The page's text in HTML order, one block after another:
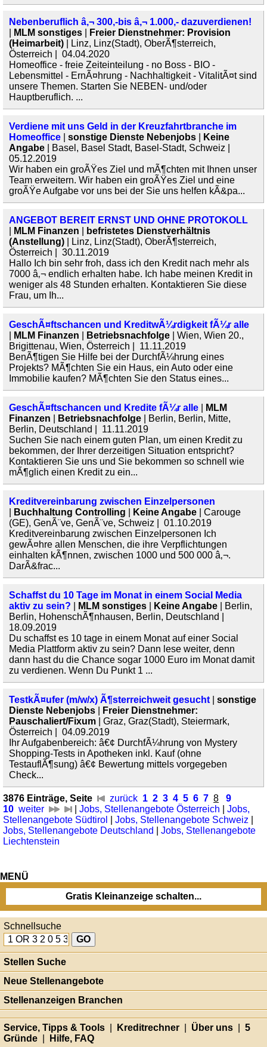
Nebenberuflich â‚¬ 300,-bis â‚¬ 1.000,- dazuverdienen!
MLM sonstiges
Freier Dienstnehmer: Provision
(Heimarbeit) | Linz, Linz(Stadt), OberÃ¶sterreich,
Österreich | 04.04.2020
Homeoffice - freie Zeiteinteilung - no Boss - BIO -
Lebensmittel - ErnÃ¤hrung - Nachhaltigkeit - VitalitÃ¤t sind
unsere Themen. Starten Sie NEBEN- und/oder
Hauptberuflich. ...
Verdiene mit uns Geld in der Kreuzfahrtbranche im
Homeoffice
sonstige Dienste Nebenjobs
Keine
Angabe | Basel, Basel Stadt, Basel-Stadt, Schweiz |
05.12.2019
Wir haben ein groÃŸes Ziel und mÃ¶chten mit Ihnen unser
Team erweitern. Wir haben ein groÃŸes Ziel und eine
groÃŸe Aufgabe vor uns bei der Sie uns helfen kÃ&pa...
ANGEBOT BEREIT ERNST UND OHNE PROTOKOLL
MLM Finanzen
befristetes Dienstverhältnis
(Anstellung) | Linz, Linz(Stadt), OberÃ¶sterreich,
Österreich | 30.11.2019
Hallo Ich bin sehr froh, dass ich den Kredit nach mehr als
7000 â‚¬ endlich erhalten habe. Ich habe meinen Kredit in
weniger als 48 Stunden erhalten. Kontaktieren Sie diese
Frau, um Ih...
GeschÃ¤ftschancen und KreditwÃ¼rdigkeit fÃ¼r alle
MLM Finanzen Betriebsnachfolge | Wien, Wien 20.,
Brigittenau, Wien, Österreich | 11.11.2019
BenÃ¶tigen Sie Hilfe bei der DurchfÃ¼hrung eines
Projekts? MÃ¶chten Sie ein Haus, ein Auto oder eine
Immobilie kaufen? MÃ¶chten Sie den Status eines...
GeschÃ¤ftschancen und Kredite fÃ¼r alle
MLM
Finanzen
Betriebsnachfolge | Berlin, Berlin, Mitte,
Berlin, Deutschland | 11.11.2019
Suchen Sie nach einem guten Plan, um einen Kredit zu
bekommen, der Ihrer derzeitigen Situation entspricht?
Kontaktieren Sie uns und Sie bekommen so schnell wie
mÃ¶glich einen Kredit zu ein...
Kreditvereinbarung zwischen Einzelpersonen
Buchhaltung Controlling Keine Angabe | Carouge
(GE), GenÃ¨ve, GenÃ¨ve, Schweiz | 01.10.2019
Kreditvereinbarung zwischen Einzelpersonen Ich
gewÃ¤hre allen Menschen, die ihre Verpflichtungen
einhalten kÃ¶nnen, zwischen 1000 und 500 000 â‚¬.
DarÃ&frac...
Schaffst du 10 Tage im Monat in einem Social Media
aktiv zu sein?
MLM sonstiges Keine Angabe | Berlin,
Berlin, HohenschÃ¶nhausen, Berlin, Deutschland |
18.09.2019
Du schaffst es 10 tage in einem Monat auf einer Social
Media Plattform aktiv zu sein? Dann lese weiter, denn
dann hast du die Chance sogar 1000 Euro im Monat damit
zu verdienen. Wenn Du Punkt 1 ...
TestkÃ¤ufer (m/w/x) Ã¶sterreichweit gesucht
sonstige
Dienste Nebenjobs
Freier Dienstnehmer:
Pauschaliert/Fixum | Graz, Graz(Stadt), Steiermark,
Österreich | 04.09.2019
Ihr Aufgabenbereich: â€¢ DurchfÃ¼hrung von Mystery
Shopping-Tests in Apotheken inkl. Kauf (ohne
TestauflÃ¶sung) â€¢ Bewertung mittels vorgegeben
Check...
3876 Einträge, Seite zurück 1 2 3 4 5 6 7 8
9
10 weiter Jobs, Stellenangebote Österreich
Jobs,
Stellenangebote Südtirol
Jobs, Stellenangebote Schweiz
Jobs, Stellenangebote Deutschland
Jobs, Stellenangebote
Liechtenstein
MENÜ
Gratis Kleinanzeige schalten...
Schnellsuche
Stellen Suche
Neue Stellenangebote
Stellenanzeigen Branchen
Service, Tipps & Tools Kreditrechner Über uns
5
Gründe
Hilfe, FAQ